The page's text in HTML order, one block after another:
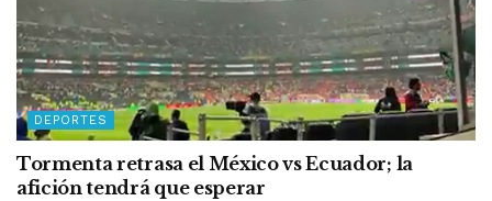
DEPORTES
Tormenta retrasa el México vs Ecuador; la
afición tendrá que esperar